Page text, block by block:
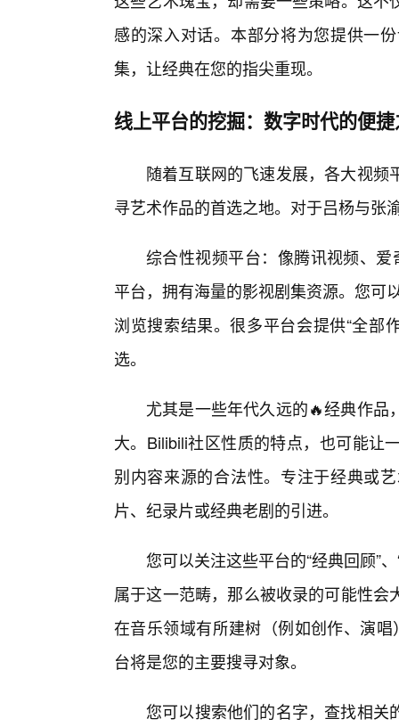
感的深入对话。本部分将为您提供一
集，让经典在您的指尖重现。
线上平台的挖掘：数字时代的便
随着互联网的飞速发展，各大视
寻艺术作品的首选之地。对于吕杨与张
综合性视频平台：像腾讯视频、
平台，拥有海量的影视剧集资源。您可
浏览搜索结果。很多平台会提供“全部
选。
尤其是一些年代久远的🔥经典作
大。Bilibili社区性质的特点，也可能让
别内容来源的合法性。专注于经典或
片、纪录片或经典老剧的引进。
您可以关注这些平台的“经典回顾”
属于这一范畴，那么被收录的可能性
在音乐领域有所建树（例如创作、演
台将是您的主要搜寻对象。
您可以搜索他们的名字，查找相关